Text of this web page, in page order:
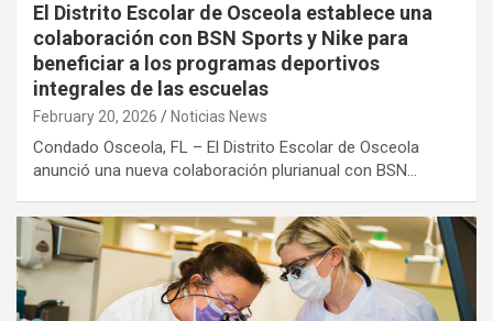
El Distrito Escolar de Osceola establece una
colaboración con BSN Sports y Nike para
beneficiar a los programas deportivos
integrales de las escuelas
February 20, 2026 Noticias News
Condado Osceola, FL – El Distrito Escolar de Osceola
anunció una nueva colaboración plurianual con BSN…